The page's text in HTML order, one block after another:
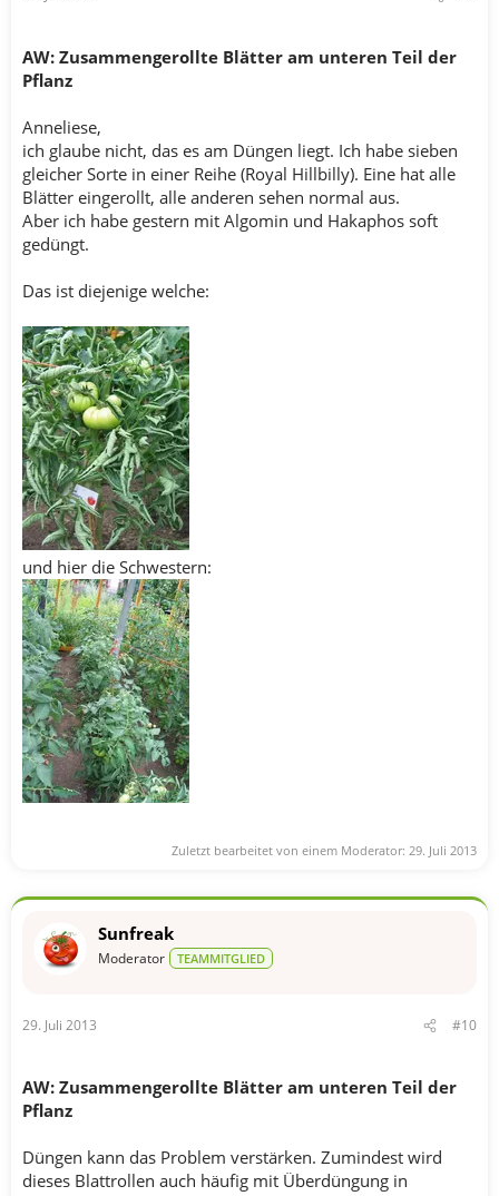
AW: Zusammengerollte Blätter am unteren Teil der
Pflanz
Anneliese,
ich glaube nicht, das es am Düngen liegt. Ich habe sieben
gleicher Sorte in einer Reihe (Royal Hillbilly). Eine hat alle
Blätter eingerollt, alle anderen sehen normal aus.
Aber ich habe gestern mit Algomin und Hakaphos soft
gedüngt.
Das ist diejenige welche:
und hier die Schwestern:
Zuletzt bearbeitet von einem Moderator: 29. Juli 2013
Sunfreak
Moderator TEAMMITGLIED
29. Juli 2013 #10
AW: Zusammengerollte Blätter am unteren Teil der
Pflanz
Düngen kann das Problem verstärken. Zumindest wird
dieses Blattrollen auch häufig mit Überdüngung in